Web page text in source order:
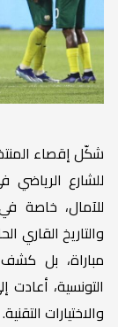
شكّل إقصاء
للشارع
للآمال، خاصة
والتاريخ القاري
مباراة، بل
التونسية، أعادت
والاختيارات التقنية.